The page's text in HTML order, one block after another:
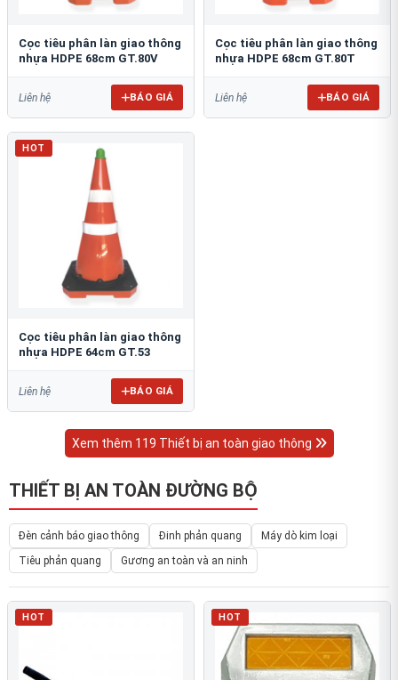
Cọc tiêu phân làn giao thông
nhựa HDPE 68cm GT.80V
Liên hệ BÁO GIÁ
Cọc tiêu phân làn giao thông
nhựa HDPE 68cm GT.80T
Liên hệ BÁO GIÁ
HOT
Cọc tiêu phân làn giao thông
nhựa HDPE 64cm GT.53
Liên hệ BÁO GIÁ
Xem thêm 119 Thiết bị an toàn giao thông
THIẾT BỊ AN TOÀN ĐƯỜNG BỘ
Đèn cảnh báo giao thông Đinh phản quang
Máy dò kim loại
Tiêu phản quang
Gương an toàn và an ninh
HOT HOT